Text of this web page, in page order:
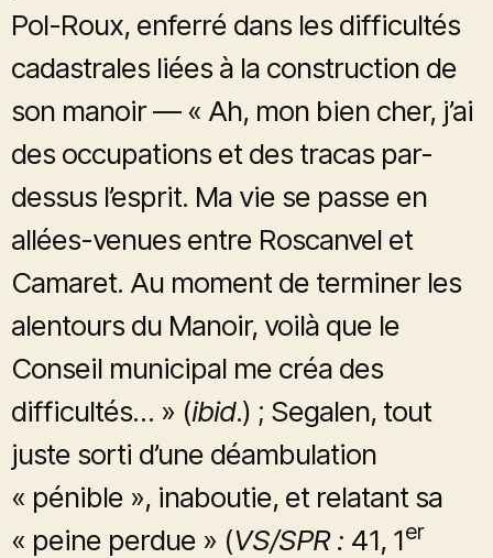
Pol-Roux, enferré dans les difficultés
cadastrales liées à la construction de
son manoir — « Ah, mon bien cher, j’ai
des occupations et des tracas par-
dessus l’esprit. Ma vie se passe en
allées-venues entre Roscanvel et
Camaret. Au moment de terminer les
alentours du Manoir, voilà que le
Conseil municipal me créa des
difficultés… » (ibid.) ; Segalen, tout
juste sorti d’une déambulation
« pénible », inaboutie, et relatant sa
« peine perdue » (VS/SPR : 41, 1er